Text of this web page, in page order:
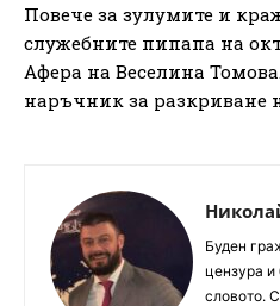
Повече за зулумите и
служебните пипапа на
Афера на Веселина
наръчник за разкриване
Буден
цензура и
словото.